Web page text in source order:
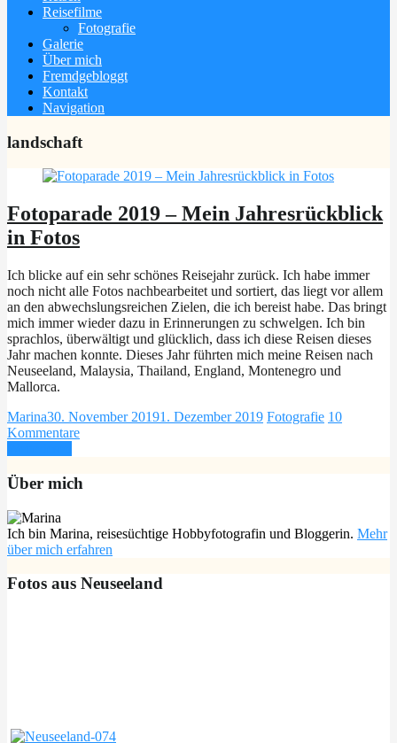
Reisefilme
Fotografie
Galerie
Über mich
Fremdgebloggt
Kontakt
Navigation
landschaft
Fotoparade 2019 – Mein Jahresrückblick
in Fotos
Ich blicke auf ein sehr schönes Reisejahr zurück. Ich habe immer
noch nicht alle Fotos nachbearbeitet und sortiert, das liegt vor allem
an den abwechslungsreichen Zielen, die ich bereist habe. Das bringt
mich immer wieder dazu in Erinnerungen zu schwelgen. Ich bin
sprachlos, überwältigt und glücklich, dass ich diese Reisen dieses
Jahr machen konnte. Dieses Jahr führten mich meine Reisen nach
Neuseeland, Malaysia, Thailand, England, Montenegro und
Mallorca.
Marina30. November 20191. Dezember 2019 Fotografie 10
Kommentare
Über mich
Ich bin Marina, reisesüchtige Hobbyfotografin und Bloggerin. Mehr
über mich erfahren
Fotos aus Neuseeland